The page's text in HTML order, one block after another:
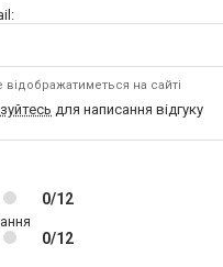
на сайті
для написання відгуку
0/12
0/12